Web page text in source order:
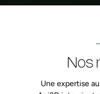
Nos
Une expertise